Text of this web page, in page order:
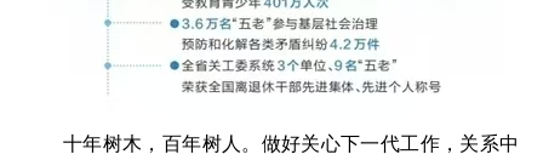
十年树木，百年树人。做好关心下一代工作，关系中